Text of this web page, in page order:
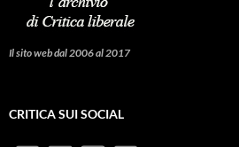
Il sito web dal 2006 al 2017
CRITICA SUI SOCIAL